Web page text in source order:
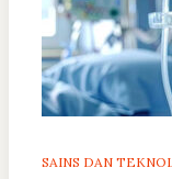
SAINS DAN